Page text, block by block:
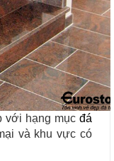
với hạng mục đá
và khu vực có